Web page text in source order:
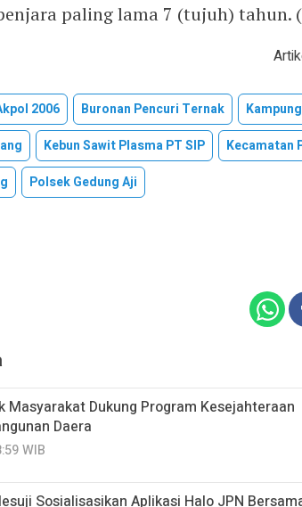
paling lama 7 (tujuh) tahun.
2006 Buronan Pencuri Ternak
Kebun Sawit Plasma PT SIP
Kecamatan
Polsek Gedung Aji
Masyarakat Dukung Program Kesejahteraan
Daera
WIB
Sosialisasikan Aplikasi Halo JPN